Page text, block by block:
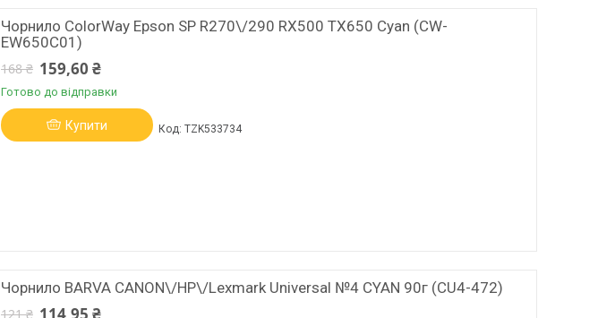
Чорнило ColorWay Epson SP R270\/290 RX500 TX650 Cyan (CW-
EW650C01)
168 ₴ 159,60 ₴
Готово до відправки
Купити TZK533734
Чорнило BARVA CANON\/HP\/Lexmark Universal №4 CYAN 90г (CU4-472)
121 ₴